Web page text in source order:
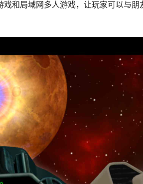
和局域网多人游戏，让玩家可以与朋